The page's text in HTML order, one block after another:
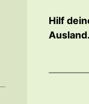
Hilf
Ausland.